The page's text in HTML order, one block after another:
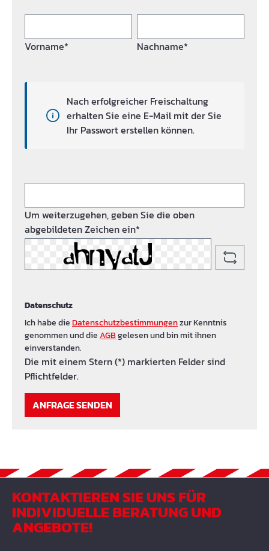
Vorname* Nachname*
Nach erfolgreicher Freischaltung
erhalten Sie eine E-Mail mit der Sie
Ihr Passwort erstellen können.
Um weiterzugehen, geben Sie die oben
abgebildeten Zeichen ein*
Datenschutz
Ich habe dieDatenschutzbestimmungenzur Kenntnis
genommen und dieAGBgelesen und bin mit ihnen
einverstanden.
Die mit einem Stern (*) markierten Felder sind
Pflichtfelder.
ANFRAGE SENDEN
KONTAKTIEREN SIE UNS FÜR
INDIVIDUELLE BERATUNG UND
ANGEBOTE!